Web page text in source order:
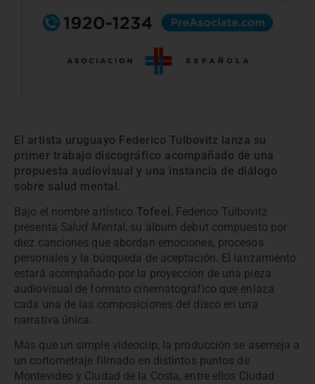
El artista uruguayo Federico Tulbovitz lanza su
primer trabajo discográfico acompañado de una
propuesta audiovisual y una instancia de diálogo
sobre salud mental.
Bajo el nombre artístico Tofeel, Federico Tulbovitz
presenta Salud Mental, su álbum debut compuesto por
diez canciones que abordan emociones, procesos
personales y la búsqueda de aceptación. El lanzamiento
estará acompañado por la proyección de una pieza
audiovisual de formato cinematográfico que enlaza
cada una de las composiciones del disco en una
narrativa única.
Más que un simple videoclip, la producción se asemeja a
un cortometraje filmado en distintos puntos de
Montevideo y Ciudad de la Costa, entre ellos Ciudad